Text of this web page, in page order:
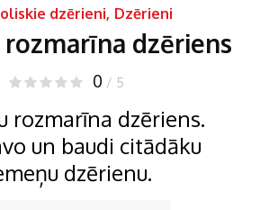
dzērieni, Dzērieni
dzēriens
0 / 5
rozmarīna dzēriens.
un baudi citādāku
dzērienu.